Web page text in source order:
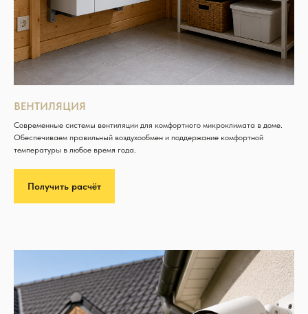
ВЕНТИЛЯЦИЯ
Современные системы вентиляции для комфортного микроклимата в доме.
Обеспечиваем правильный воздухообмен и поддержание комфортной
температуры в любое время года.
Получить расчёт